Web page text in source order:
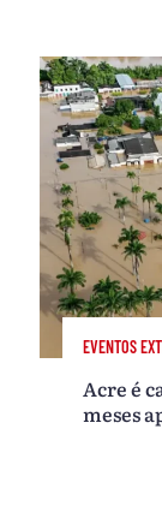
EVENTOS
Acre é
meses